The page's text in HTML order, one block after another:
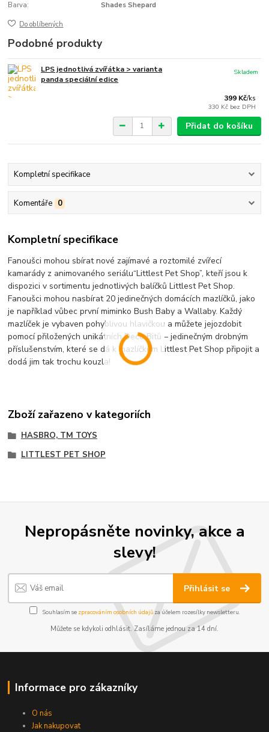
Barva:
Shades Shepard
Do oblíbených
Podobné produkty
LPS jednotlivá zvířátka > varianta
panda speciální edice
399 Kč/ks
330 Kč bez DPH
Skladem
Přidat do košíku
Kompletní specifikace
Komentáře 0
Kompletní specifikace
Fanoušci mohou sbírat nové zajímavé a roztomilé zvířecí
kamarády z animovaného seriálu“Littlest Pet Shop”, kteří jsou k
dispozici v sortimentu jednotlivých balíčků Littlest Pet Shop.
Fanoušci mohou nasbírat 20 jedinečných domácích mazlíčků, jako
je například vůbec první miminko Bush Baby a Wallaby. Každý
mazlíček je vybaven pohyblivou hlavičkou a můžete jejozdobit
pomocí přiložených unikátních Deco Bitů – jedinečným drobným
příslušenstvím, které se dá k mazlíčkům Littlest Pet Shop připojit a
dodá jim tak trochu kouzla!
Zboží zařazeno v kategoriích
HASBRO, TM TOYS
LITTLEST PET SHOP
Nepropásněte novinky, akce a
slevy!
Přihlásit se
Souhlasím se zpracováním osobních údajůza účelem rozesílky newsletteru.
Můžete se kdykoli odhlásit. Zasíláme jednou za 14 dní.
Informace pro zákazníky
O nás
Jak nakupovat